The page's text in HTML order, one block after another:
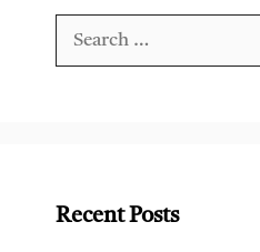
Recent Posts